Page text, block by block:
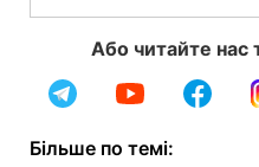
Або читайте нас
Більше по темі: